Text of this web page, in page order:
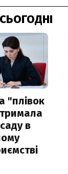
"плівок
в